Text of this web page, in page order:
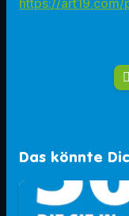
Das könnte